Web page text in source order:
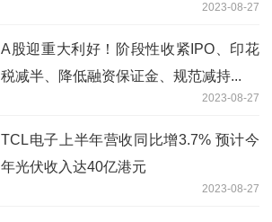
2023-08-27
A股迎重大利好！阶段性收紧IPO、印花
税减半、降低融资保证金、规范减持...
2023-08-27
TCL电子上半年营收同比增3.7% 预计今
年光伏收入达40亿港元
2023-08-27